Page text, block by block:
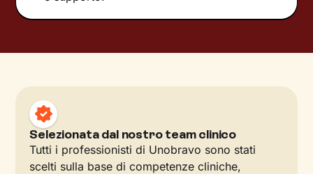
Selezionata dal nostro team clinico
Tutti i professionisti di Unobravo sono stati
scelti sulla base di competenze cliniche,